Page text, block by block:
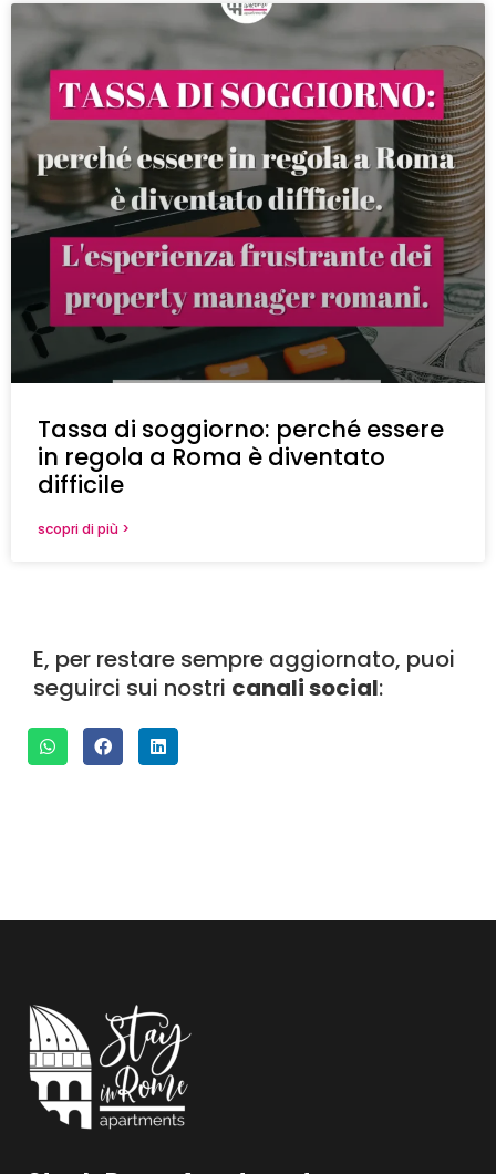
Tassa di soggiorno: perché essere
in regola a Roma è diventato
difficile
scopri di più >
E, per restare sempre aggiornato, puoi
seguirci sui nostri canali social: